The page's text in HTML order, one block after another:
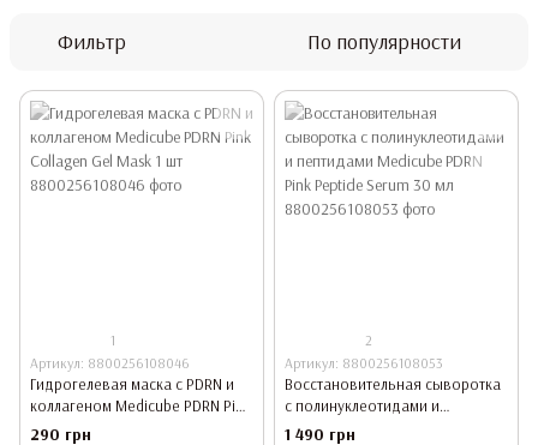
Фильтр По популярности
1
Артикул: 8800256108046
Гидрогелевая маска с PDRN и
коллагеном Medicube PDRN Pink
Collagen Gel Mask 1 шт
290 грн
2
Артикул: 8800256108053
Восстановительная сыворотка
с полинуклеотидами и
пептидами Medicube PDRN Pink
1 490 грн